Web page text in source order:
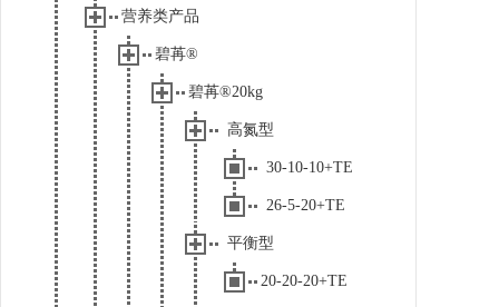
营养类产品
碧苒®
碧苒®20kg
高氮型
30-10-10+TE
26-5-20+TE
平衡型
20-20-20+TE